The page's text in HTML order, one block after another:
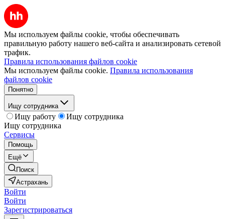
Мы используем файлы cookie, чтобы обеспечивать
правильную работу нашего веб-сайта и анализировать сетевой
трафик.
Правила использования файлов cookie
Мы используем файлы cookie. Правила использования
файлов cookie
Понятно
Ищу сотрудника
Ищу работу
Ищу сотрудника
Ищу сотрудника
Сервисы
Помощь
Ещё
Поиск
Астрахань
Войти
Войти
Зарегистрироваться